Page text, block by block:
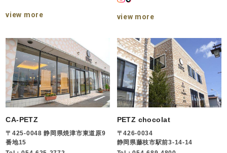
view more view more
CA-PETZ
〒425-0048 静岡県焼津市東道原9
番地15
PETZ chocolat
〒426-0034
静岡県藤枝市駅前3-14-14